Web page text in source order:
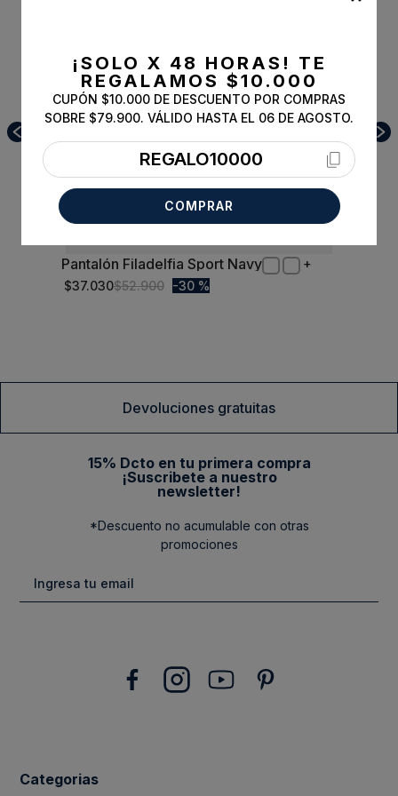
50
Pantalón Filadelfia Sport Navy
$37.030$52.900 30 %
Devoluciones gratuitas
15% Dcto en tu primera compra
¡Suscribete a nuestro
newsletter!
*Descuento no acumulable con otras
promociones
Categorias
¡SOLO X 48 HORAS! TE
REGALAMOS $10.000
CUPÓN $10.000 DE DESCUENTO POR COMPRAS
SOBRE $79.900. VÁLIDO HASTA EL 06 DE AGOSTO.
REGALO10000
COMPRAR